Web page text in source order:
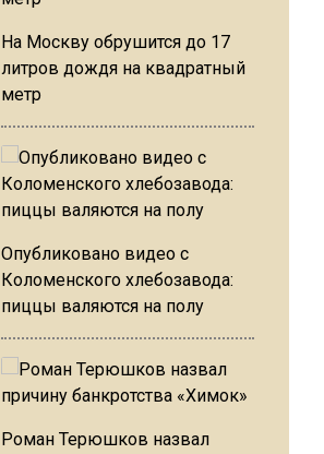
На Москву обрушится до 17
литров дождя на квадратный
метр
Опубликовано видео с
Коломенского хлебозавода:
пиццы валяются на полу
Роман Терюшков назвал